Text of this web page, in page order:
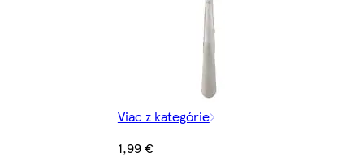
Viac z kategórie
1,99 €